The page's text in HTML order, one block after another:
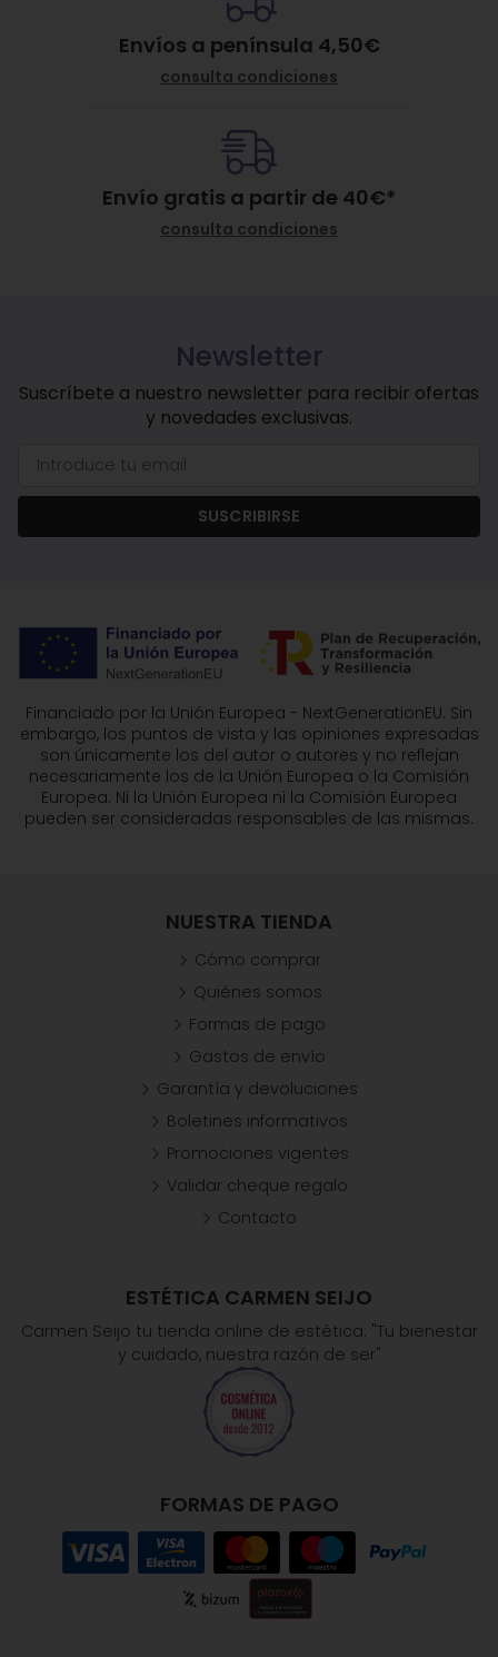
Envíos a península 4,50€
consulta condiciones
Envío gratis a partir de 40€*
consulta condiciones
Newsletter
Suscríbete a nuestro newsletter para recibir ofertas
y novedades exclusivas.
SUSCRIBIRSE
Financiado por la Unión Europea - NextGenerationEU. Sin
embargo, los puntos de vista y las opiniones expresadas
son únicamente los del autor o autores y no reflejan
necesariamente los de la Unión Europea o la Comisión
Europea. Ni la Unión Europea ni la Comisión Europea
pueden ser consideradas responsables de las mismas.
ESTÉTICA CARMEN SEIJO
Carmen Seijo tu tienda online de estética: "Tu bienestar
y cuidado, nuestra razón de ser"
FORMAS DE PAGO
NUESTRA TIENDA
Cómo comprar
Quiénes somos
Formas de pago
Gastos de envío
Garantía y devoluciones
Boletines informativos
Promociones vigentes
Validar cheque regalo
Contacto